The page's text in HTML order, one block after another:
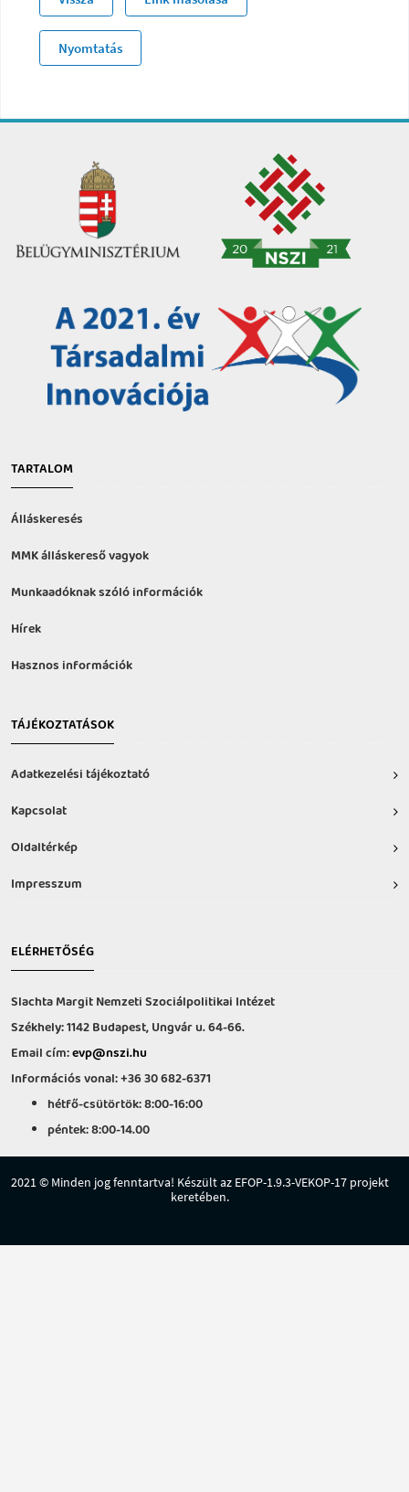
Nyomtatás
TARTALOM
Álláskeresés
MMK álláskereső vagyok
Munkaadóknak szóló információk
Hírek
Hasznos információk
TÁJÉKOZTATÁSOK
Adatkezelési tájékoztató
Kapcsolat
Oldaltérkép
Impresszum
ELÉRHETŐSÉG
Slachta Margit Nemzeti Szociálpolitikai Intézet
Székhely: 1142 Budapest, Ungvár u. 64-66.
Email cím:evp@nszi.hu
Információs vonal: +36 30 682-6371
hétfő-csütörtök: 8:00-16:00
péntek: 8:00-14.00
2021 © Minden jog fenntartva! Készült az EFOP-1.9.3-VEKOP-17 projekt
keretében.